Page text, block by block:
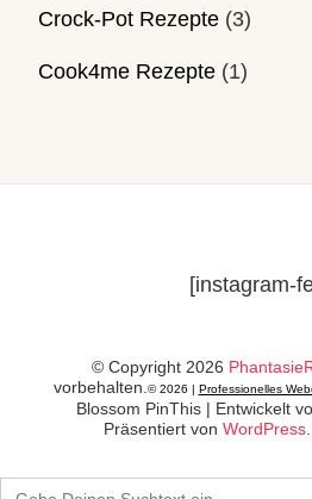
Crock-Pot Rezepte (3)
Cook4me Rezepte (1)
[instagram-
© Copyright 2026
vorbehalten. © 2026 | Professionelles
Blossom PinThis | Entwickelt
Präsentiert von WordPress.
Search